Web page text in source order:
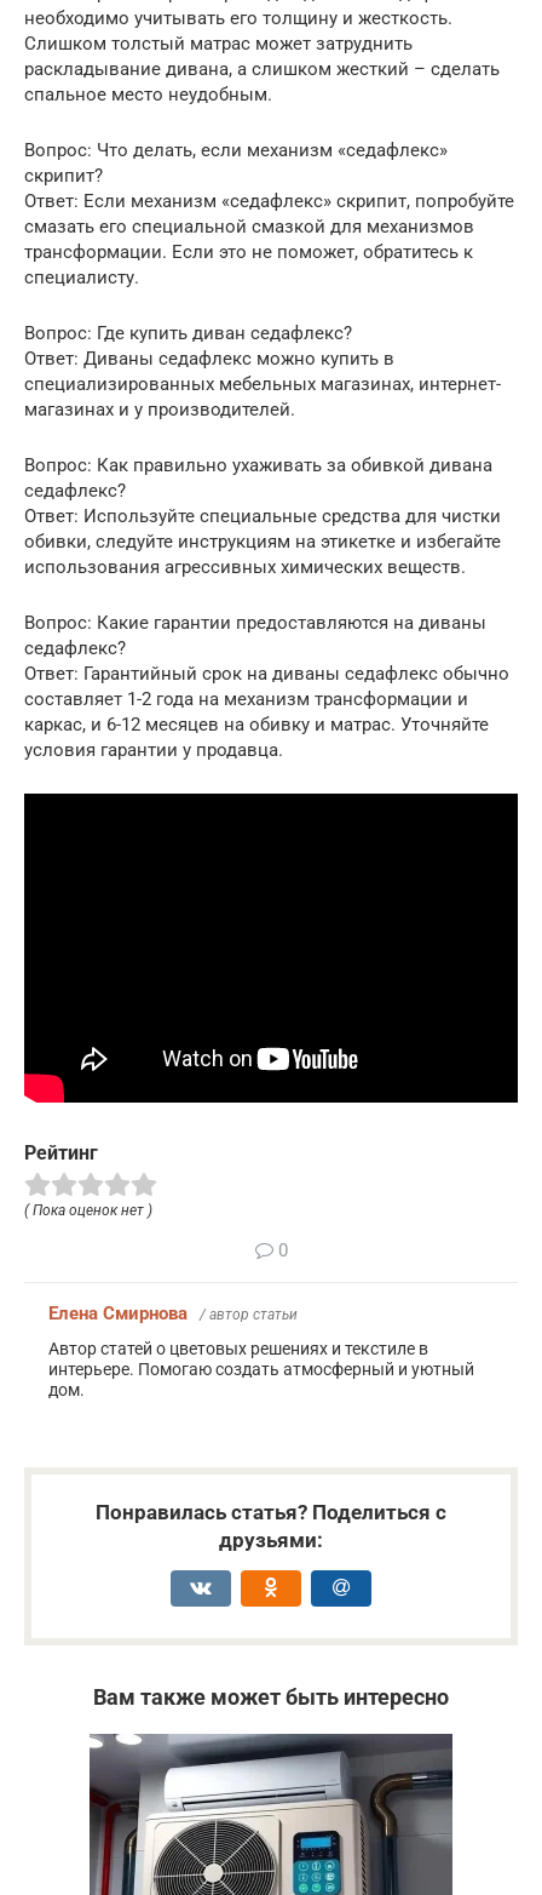
необходимо учитывать его толщину и жесткость.
Слишком толстый матрас может затруднить
раскладывание дивана, а слишком жесткий – сделать
спальное место неудобным.
Вопрос: Что делать, если механизм «седафлекс»
скрипит?
Ответ: Если механизм «седафлекс» скрипит, попробуйте
смазать его специальной смазкой для механизмов
трансформации. Если это не поможет, обратитесь к
специалисту.
Вопрос: Где купить диван седафлекс?
Ответ: Диваны седафлекс можно купить в
специализированных мебельных магазинах, интернет-
магазинах и у производителей.
Вопрос: Как правильно ухаживать за обивкой дивана
седафлекс?
Ответ: Используйте специальные средства для чистки
обивки, следуйте инструкциям на этикетке и избегайте
использования агрессивных химических веществ.
Вопрос: Какие гарантии предоставляются на диваны
седафлекс?
Ответ: Гарантийный срок на диваны седафлекс обычно
составляет 1-2 года на механизм трансформации и
каркас, и 6-12 месяцев на обивку и матрас. Уточняйте
условия гарантии у продавца.
Рейтинг
( Пока оценок нет )
0
Елена Смирнова / автор статьи
Автор статей о цветовых решениях и текстиле в
интерьере. Помогаю создать атмосферный и уютный
дом.
Понравилась статья? Поделиться с
друзьями:
Вам также может быть интересно